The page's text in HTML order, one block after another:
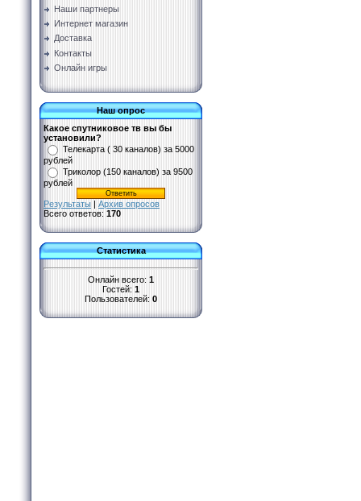
Наши партнеры
Интернет магазин
Доставка
Контакты
Онлайн игры
Наш опрос
Какое спутниковое тв вы бы
установили?
Телекарта ( 30 каналов) за 5000
рублей
Триколор (150 каналов) за 9500
рублей
Результаты | Архив опросов
Всего ответов: 170
Статистика
Онлайн всего: 1
Гостей: 1
Пользователей: 0